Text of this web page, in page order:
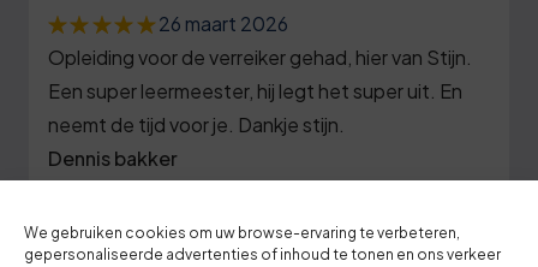
We gebruiken cookies om uw browse-ervaring te verbeteren,
gepersonaliseerde advertenties of inhoud te tonen en ons verkeer
26 maart 2026
Opleiding voor de verreiker gehad, hier van Stijn.
Een super leermeester, hij legt het super uit. En
neemt de tijd voor je. Dankje stijn.
Dennis bakker
0
2
3
6
9
2
5
2
3
3
4
5
8
3
8
3
9
1
2
3
4
6
1
6
1
6
1